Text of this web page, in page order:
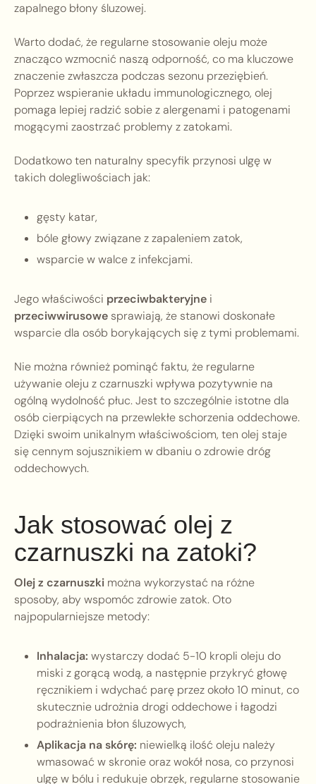
zapalnego błony śluzowej.
Warto dodać, że regularne stosowanie oleju może
znacząco wzmocnić naszą odporność, co ma kluczowe
znaczenie zwłaszcza podczas sezonu przeziębień.
Poprzez wspieranie układu immunologicznego, olej
pomaga lepiej radzić sobie z alergenami i patogenami
mogącymi zaostrzać problemy z zatokami.
Dodatkowo ten naturalny specyfik przynosi ulgę w
takich dolegliwościach jak:
gęsty katar,
bóle głowy związane z zapaleniem zatok,
wsparcie w walce z infekcjami.
Jego właściwości przeciwbakteryjne i
przeciwwirusowe sprawiają, że stanowi doskonałe
wsparcie dla osób borykających się z tymi problemami.
Nie można również pominąć faktu, że regularne
używanie oleju z czarnuszki wpływa pozytywnie na
ogólną wydolność płuc. Jest to szczególnie istotne dla
osób cierpiących na przewlekłe schorzenia oddechowe.
Dzięki swoim unikalnym właściwościom, ten olej staje
się cennym sojusznikiem w dbaniu o zdrowie dróg
oddechowych.
Jak stosować olej z
czarnuszki na zatoki?
Olej z czarnuszki można wykorzystać na różne
sposoby, aby wspomóc zdrowie zatok. Oto
najpopularniejsze metody:
Inhalacja: wystarczy dodać 5-10 kropli oleju do
miski z gorącą wodą, a następnie przykryć głowę
ręcznikiem i wdychać parę przez około 10 minut, co
skutecznie udrożnia drogi oddechowe i łagodzi
podrażnienia błon śluzowych,
Aplikacja na skórę: niewielką ilość oleju należy
wmasować w skronie oraz wokół nosa, co przynosi
ulgę w bólu i redukuje obrzęk, regularne stosowanie